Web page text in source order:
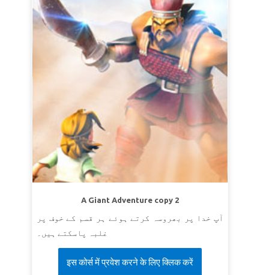
A Giant Adventure copy 2
آپ خدا پر بھروسہ کرتے ہوئے ہر قسم کے خوف پر
इस कोर्स में प्रवेश करने के लिए क्लिक करें